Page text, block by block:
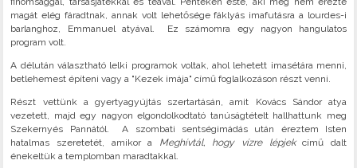
magát elég fáradtnak, annak volt lehetősége fáklyás imafutásra a lourdes-i
barlanghoz, Emmanuel atyával. Ez számomra egy nagyon hangulatos
program volt.
A délután választható lelki programok voltak, ahol lehetett imasétára menni,
betlehemest építeni vagy a "Kezek imája" című foglalkozáson részt venni.
Részt vettünk a gyertyagyújtás szertartásán, amit Kovács Sándor atya
vezetett, majd egy nagyon elgondolkodtató tanúságtételt hallhattunk meg
Szekernyés Pannától. A szombati sentségimádás után éreztem Isten
hatalmas szeretetét, amikor a Meghívtál, hogy vízre lépjekcímű dalt
énekeltük a templomban maradtakkal.